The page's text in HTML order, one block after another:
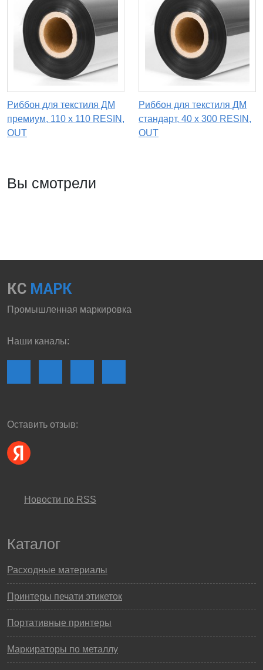
Риббон для текстиля ДМ
премиум, 110 x 110 RESIN,
OUT
Риббон для текстиля ДМ
стандарт, 40 х 300 RESIN,
OUT
Вы смотрели
КС МАРК
Промышленная маркировка
Наши каналы:
Оставить отзыв:
Новости по RSS
Каталог
Расходные материалы
Принтеры печати этикеток
Портативные принтеры
Маркираторы по металлу